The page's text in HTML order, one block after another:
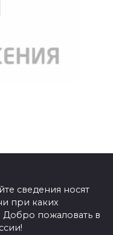
сведения носят
при каких
Добро пожаловать в